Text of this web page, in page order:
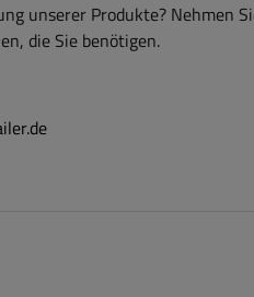
unserer Produkte? Nehmen
die Sie benötigen.